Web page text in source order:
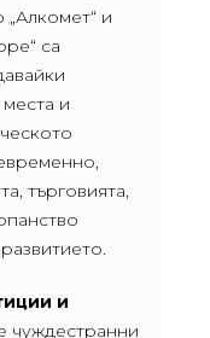
и
са
и
търговията,
и
чуждестранни